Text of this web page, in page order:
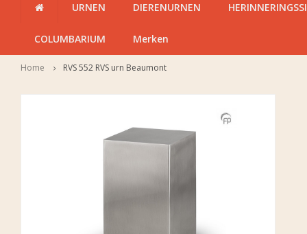
URNEN DIERENURNEN
COLUMBARIUM Merken
Home RVS 552 RVS urn Beaumont